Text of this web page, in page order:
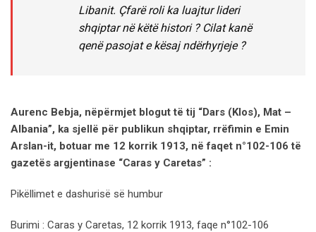
Libanit. Çfarë roli ka luajtur lideri
shqiptar në këtë histori ? Cilat kanë
qenë pasojat e kësaj ndërhyrjeje ?
Aurenc Bebja, nëpërmjet blogut të tij “Dars (Klos), Mat –
Albania”, ka sjellë për publikun shqiptar, rrëfimin e Emin
Arslan-it, botuar me 12 korrik 1913, në faqet n°102-106 të
gazetës argjentinase “Caras y Caretas” :
Pikëllimet e dashurisë së humbur
Burimi : Caras y Caretas, 12 korrik 1913, faqe n°102-106